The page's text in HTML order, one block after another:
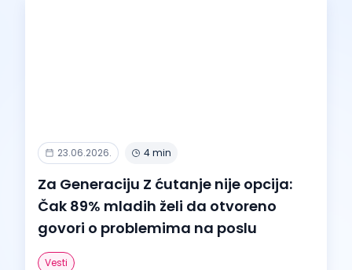
23.06.2026. 4 min
Za Generaciju Z ćutanje nije opcija:
Čak 89% mladih želi da otvoreno
govori o problemima na poslu
Vesti